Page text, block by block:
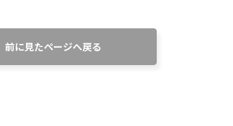
前に見たページへ戻る